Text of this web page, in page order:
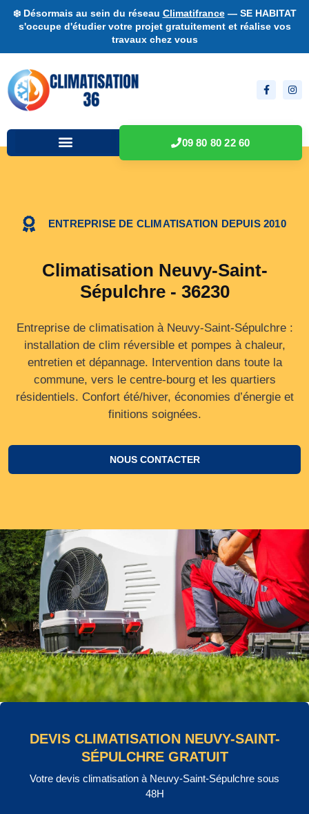
❄️ Désormais au sein du réseau Climatifrance— SE HABITAT
s'occupe d'étudier votre projet gratuitement et réalise vos
travaux chez vous
09 80 80 22 60
ENTREPRISE DE CLIMATISATION DEPUIS 2010
Climatisation Neuvy-Saint-
Sépulchre - 36230
Entreprise de climatisation à Neuvy-Saint-Sépulchre :
installation de clim réversible et pompes à chaleur,
entretien et dépannage. Intervention dans toute la
commune, vers le centre‑bourg et les quartiers
résidentiels. Confort été/hiver, économies d’énergie et
finitions soignées.
NOUS CONTACTER
DEVIS CLIMATISATION NEUVY-SAINT-
SÉPULCHRE GRATUIT
Votre devis climatisation à Neuvy-Saint-Sépulchre sous
48H